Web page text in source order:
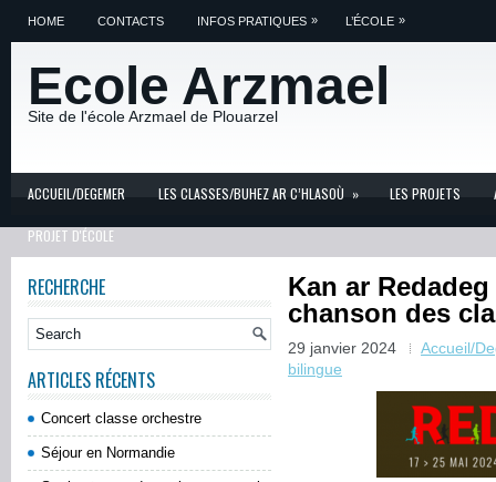
HOME CONTACTS INFOS PRATIQUES » L’ÉCOLE »
Ecole Arzmael
Site de l'école Arzmael de Plouarzel
ACCUEIL/DEGEMER LES CLASSES/BUHEZ AR C’HLASOÙ » LES PROJETS
PROJET D'ÉCOLE
Kan ar
chanson des
29 janvier 2024
Accueil/
bilingue
RECHERCHE
ARTICLES RÉCENTS
Concert classe orchestre
Séjour en Normandie